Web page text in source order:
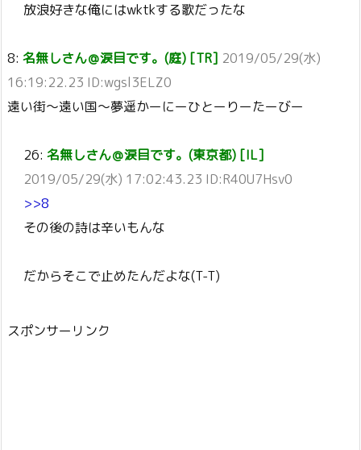
放浪好きな俺にはwktkする歌だったな
8: 名無しさん＠涙目です。(庭) [TR] 2019/05/29(水)
16:19:22.23 ID:wgsl3ELZ0
遠い街～遠い国～夢遥かーにーひとーりーたーびー
26: 名無しさん＠涙目です。(東京都) [IL]
2019/05/29(水) 17:02:43.23 ID:R40U7Hsv0
>>8
その後の詩は辛いもんな
だからそこで止めたんだよな(T-T)
スポンサーリンク